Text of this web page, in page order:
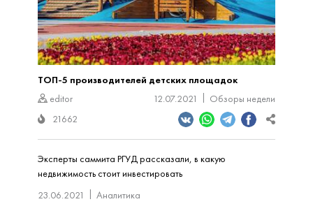
ТОП-5 производителей детских площадок
editor
12.07.2021
Обзоры недели
21662
Эксперты саммита РГУД рассказали, в какую
недвижимость стоит инвестировать
23.06.2021
Аналитика